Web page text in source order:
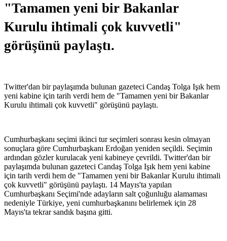
"Tamamen yeni bir Bakanlar
Kurulu ihtimali çok kuvvetli"
görüşünü paylaştı.
Twitter'dan bir paylaşımda bulunan gazeteci Candaş Tolga Işık hem
yeni kabine için tarih verdi hem de "Tamamen yeni bir Bakanlar
Kurulu ihtimali çok kuvvetli" görüşünü paylaştı.
Cumhurbaşkanı seçimi ikinci tur seçimleri sonrası kesin olmayan
sonuçlara göre Cumhurbaşkanı Erdoğan yeniden seçildi. Seçimin
ardından gözler kurulacak yeni kabineye çevrildi. Twitter'dan bir
paylaşımda bulunan gazeteci Candaş Tolga Işık hem yeni kabine
için tarih verdi hem de "Tamamen yeni bir Bakanlar Kurulu ihtimali
çok kuvvetli" görüşünü paylaştı. 14 Mayıs'ta yapılan
Cumhurbaşkanı Seçimi'nde adayların salt çoğunluğu alamaması
nedeniyle Türkiye, yeni cumhurbaşkanını belirlemek için 28
Mayıs'ta tekrar sandık başına gitti.